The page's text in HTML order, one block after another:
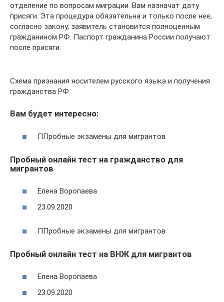
отделение по вопросам миграции. Вам назначат дату
присяги. Эта процедура обязательна и только после нее,
согласно закону, заявитель становится полноценным
гражданином РФ. Паспорт гражданина России получают
после присяги.
Схема признания носителем русского языка и получения
гражданства РФ
Вам будет интересно:
ППробные экзамены для мигрантов
Пробный онлайн тест на гражданство для
мигрантов
Елена Воропаева
23.09.2020
ППробные экзамены для мигрантов
Пробный онлайн тест на ВНЖ для мигрантов
Елена Воропаева
23.09.2020